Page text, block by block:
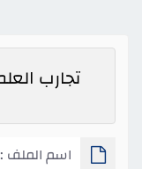
تجارب العلمية
اسم الملف :